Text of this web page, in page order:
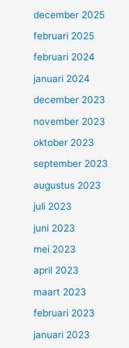
december 2025
februari 2025
februari 2024
januari 2024
december 2023
november 2023
oktober 2023
september 2023
augustus 2023
juli 2023
juni 2023
mei 2023
april 2023
maart 2023
februari 2023
januari 2023